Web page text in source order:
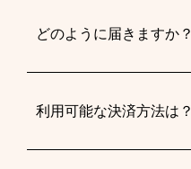
どのように届きますか？
利用可能な決済方法は？